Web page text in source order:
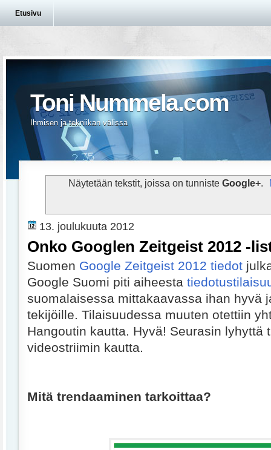
Etusivu
Toni Nummela.com
Ihmisen ja tekniikan välissä
Näytetään tekstit, joissa on tunniste Google+.
13. joulukuuta 2012
Onko Googlen Zeitgeist 2012 -
Suomen Google Zeitgeist 2012 tiedot
Google Suomi piti aiheesta
suomalaisessa mittakaavassa ihan hyvä
tekijöille. Tilaisuudessa muuten otettiin
Hangoutin kautta. Hyvä! Seurasin lyhyttä
videostriimin kautta.
Mitä trendaaminen tarkoittaa?